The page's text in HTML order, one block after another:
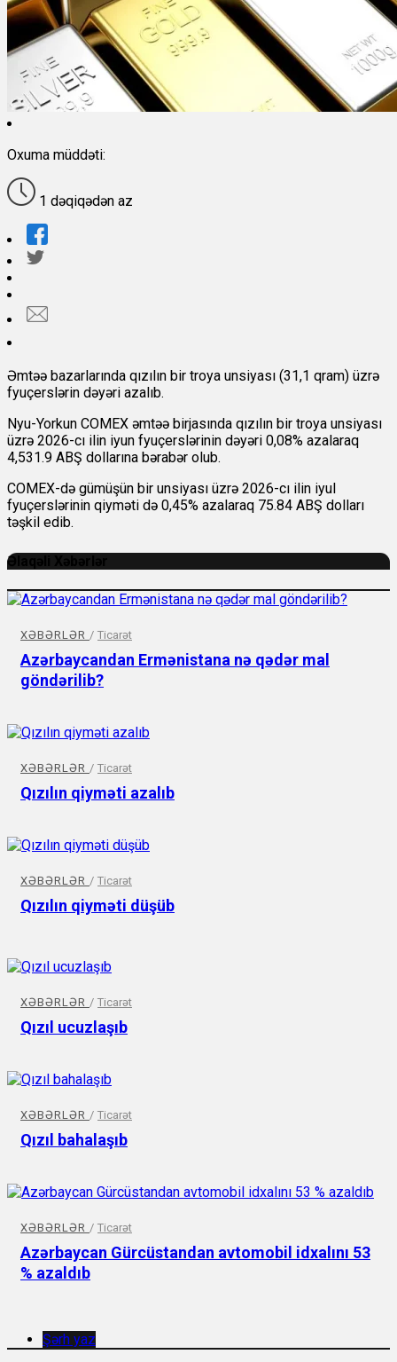
Oxuma müddəti:
1 dəqiqədən az
Əmtəə bazarlarında qızılın bir troya unsiyası (31,1 qram) üzrə
fyuçerslərin dəyəri azalıb.
Nyu-Yorkun COMEX əmtəə birjasında qızılın bir troya unsiyası
üzrə 2026-cı ilin iyun fyuçerslərinin dəyəri 0,08% azalaraq
4,531.9 ABŞ dollarına bərabər olub.
COMEX-də gümüşün bir unsiyası üzrə 2026-cı ilin iyul
fyuçerslərinin qiyməti də 0,45% azalaraq 75.84 ABŞ dolları
təşkil edib.
Əlaqəli Xəbərlər
XƏBƏRLƏR / Ticarət
Azərbaycandan Ermənistana nə qədər mal
göndərilib?
XƏBƏRLƏR / Ticarət
Qızılın qiyməti azalıb
XƏBƏRLƏR / Ticarət
Qızılın qiyməti düşüb
XƏBƏRLƏR / Ticarət
Qızıl ucuzlaşıb
XƏBƏRLƏR / Ticarət
Qızıl bahalaşıb
XƏBƏRLƏR / Ticarət
Azərbaycan Gürcüstandan avtomobil idxalını 53
% azaldıb
Şərh yaz